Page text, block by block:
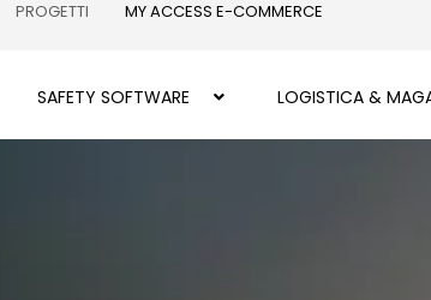
PROGETTI MY ACCESS E-COMMERCE
SAFETY SOFTWARE LOGISTICA &